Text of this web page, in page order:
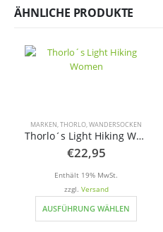
ÄHNLICHE PRODUKTE
MARKEN,THORLO,WANDERSOCKEN
Thorlo´s Light Hiking Women
€22,95
Enthält 19% MwSt.
zzgl. Versand
AUSFÜHRUNG WÄHLEN
Dieses Produkt weist mehrere Varianten auf. Die Optionen können auf der Produktseite gewählt werden